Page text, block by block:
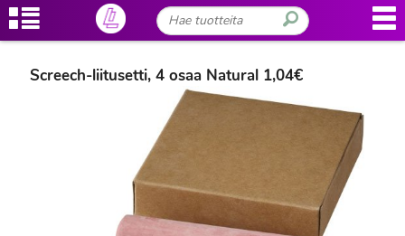
Screech-liitusetti, 4 osaa Natural 1,04€